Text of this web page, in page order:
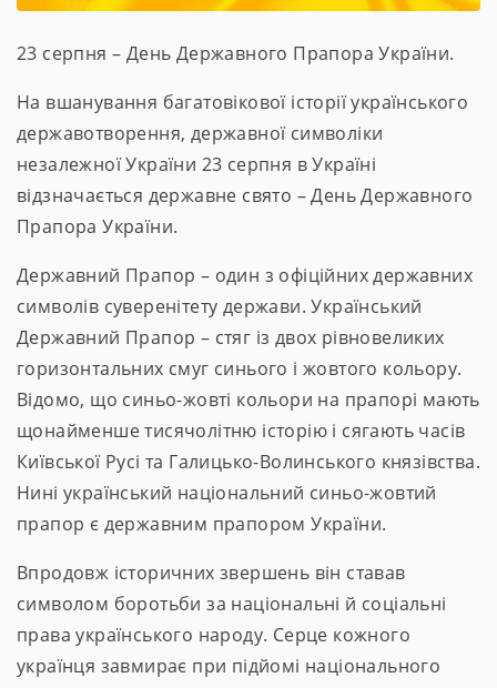
23 серпня – День Державного Прапора України.
На вшанування багатовікової історії українського
державотворення, державної символіки
незалежної України 23 серпня в Україні
відзначається державне свято – День Державного
Прапора України.
Державний Прапор – один з офіційних державних
символів суверенітету держави. Український
Державний Прапор – стяг із двох рівновеликих
горизонтальних смуг синього і жовтого кольору.
Відомо, що синьо-жовті кольори на прапорі мають
щонайменше тисячолітню історію і сягають часів
Київської Русі та Галицько-Волинського князівства.
Нині український національний синьо-жовтий
прапор є державним прапором України.
Впродовж історичних звершень він ставав
символом боротьби за національні й соціальні
права українського народу. Серце кожного
українця завмирає при підйомі національного